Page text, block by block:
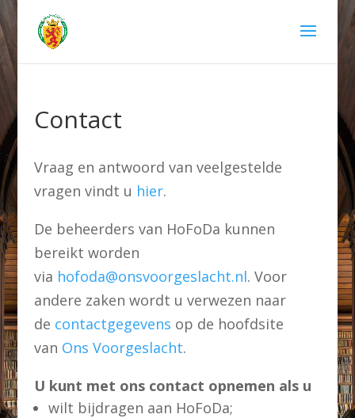
Contact
Vraag en antwoord van veelgestelde
vragen vindt u hier.
De beheerders van HoFoDa kunnen
bereikt worden
via hofoda@onsvoorgeslacht.nl. Voor
andere zaken wordt u verwezen naar
de contactgegevens op de hoofdsite
van Ons Voorgeslacht.
U kunt met ons contact opnemen als u
wilt bijdragen aan HoFoDa;